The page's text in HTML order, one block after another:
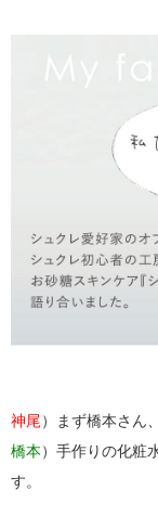
神尾）まず橋本さん
橋本）手作りの化粧
す。